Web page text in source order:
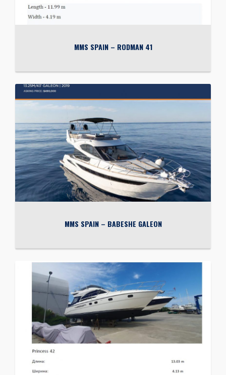
MMS SPAIN – RODMAN 41
MMS SPAIN – BABESHE GALEON